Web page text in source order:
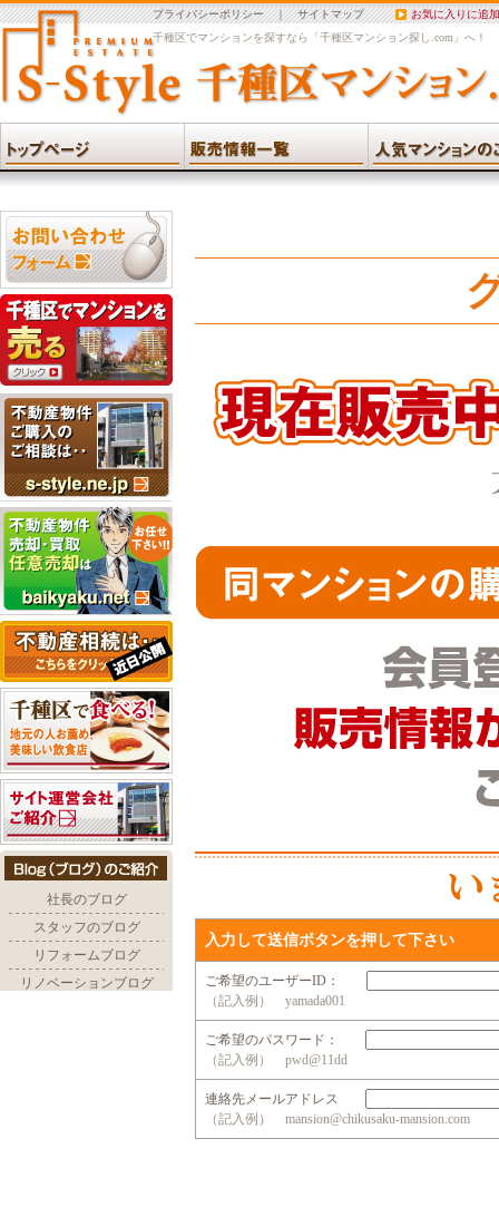
プライバシーポリシー｜サイトマップ
お気に入りに追加
千種区でマンションを探すなら「千種区マンション探し.com」へ！
入力して送信ボタンを押して下さい
ご希望のユーザーID：
（記入例） yamada001
ご希望のパスワード：
（記入例） pwd@11dd
連絡先メールアドレス
（記入例） mansion@chikusaku-mansion.com